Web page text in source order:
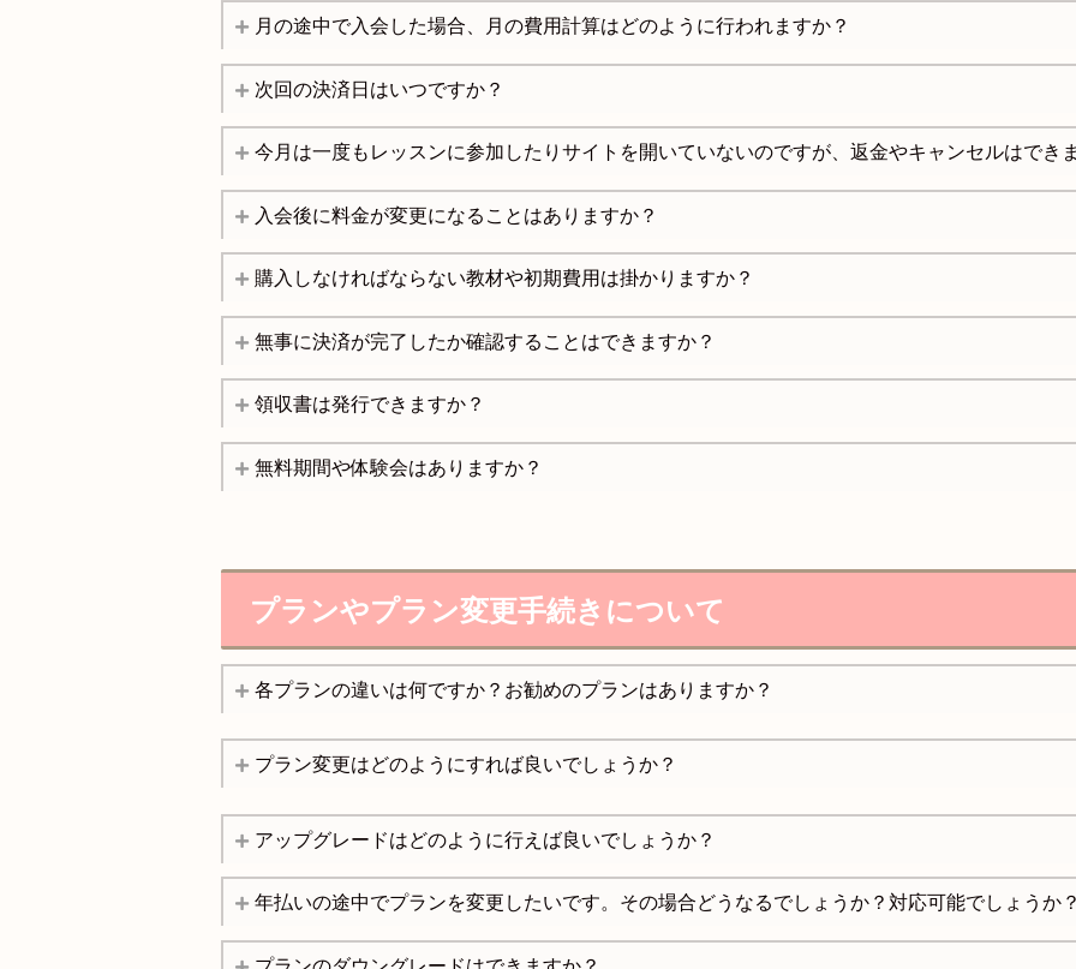
月の途中で入会した場合、月の費用計算はどのように行われますか？
次回の決済日はいつですか？
今月は一度もレッスンに参加したりサイトを開いていないのですが、返金やキャンセルはでき
入会後に料金が変更になることはありますか？
購入しなければならない教材や初期費用は掛かりますか？
無事に決済が完了したか確認することはできますか？
領収書は発行できますか？
無料期間や体験会はありますか？
プランやプラン変更手続きについて
各プランの違いは何ですか？お勧めのプランはありますか？
プラン変更はどのようにすれば良いでしょうか？
アップグレードはどのように行えば良いでしょうか？
年払いの途中でプランを変更したいです。その場合どうなるでしょうか？対応可能でしょうか